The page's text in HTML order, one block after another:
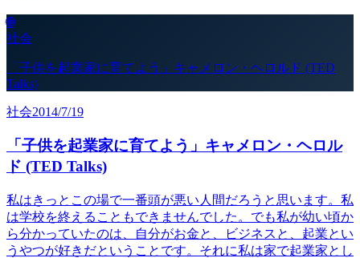
🌐
社会
「子供を起業家に育てよう」キャメロン・ヘロルド (TED
Talks)
社会2014/7/19
「子供を起業家に育てよう」キャメロン・ヘロル
ド (TED Talks)
私はきっとこの場で一番頭が悪い人間だろうと思います。私
は学校を終えることもできませんでした。でも私が幼い頃か
ら分かっていたのは、自分がお金と、ビジネスと、起業とい
うやつが好きだということです。それに私は家で起業家とし